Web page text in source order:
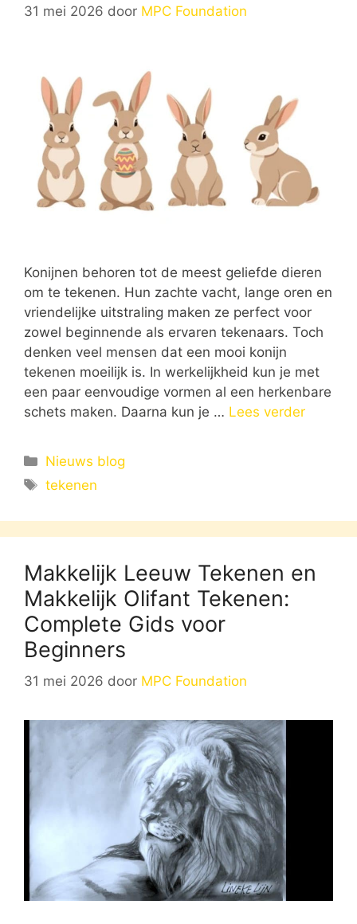
31 mei 2026 door MPC Foundation
Konijnen behoren tot de meest geliefde dieren
om te tekenen. Hun zachte vacht, lange oren en
vriendelijke uitstraling maken ze perfect voor
zowel beginnende als ervaren tekenaars. Toch
denken veel mensen dat een mooi konijn
tekenen moeilijk is. In werkelijkheid kun je met
een paar eenvoudige vormen al een herkenbare
schets maken. Daarna kun je … Lees verder
Categorieën
Nieuws blog
Tags
tekenen
Makkelijk Leeuw Tekenen en
Makkelijk Olifant Tekenen:
Complete Gids voor
Beginners
31 mei 2026 door MPC Foundation